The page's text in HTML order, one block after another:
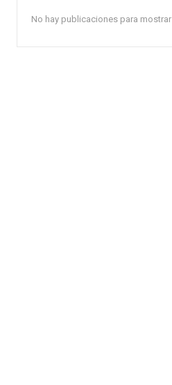
No hay publicaciones para mostrar